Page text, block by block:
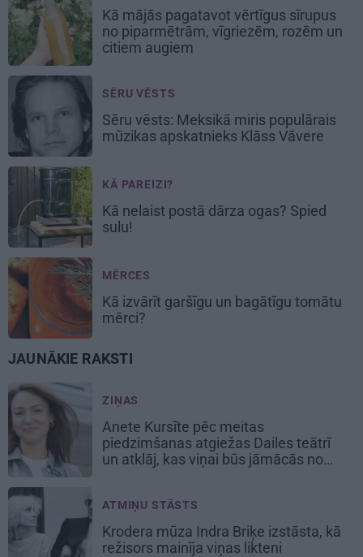
Kā mājās pagatavot vērtīgus sīrupus
no piparmētrām, vīgriezēm, rozēm un
citiem augiem
SĒRU VĒSTS
Sēru vēsts: Meksikā miris populārais
mūzikas apskatnieks Klāss Vāvere
KĀ PAREIZI?
Kā nelaist postā dārza ogas? Spied
sulu!
MĒRCES
Kā izvārīt garšīgu un bagātīgu tomātu
mērci?
JAUNĀKIE RAKSTI
ZIŅAS
Anete Kursīte pēc meitas
piedzimšanas atgiežas Dailes teātrī
un atklāj, kas viņai būs jāmācās no
ATMIŅU STĀSTS
Krodera mūza Indra Briķe izstāsta, kā
režisors mainīja viņas likteni